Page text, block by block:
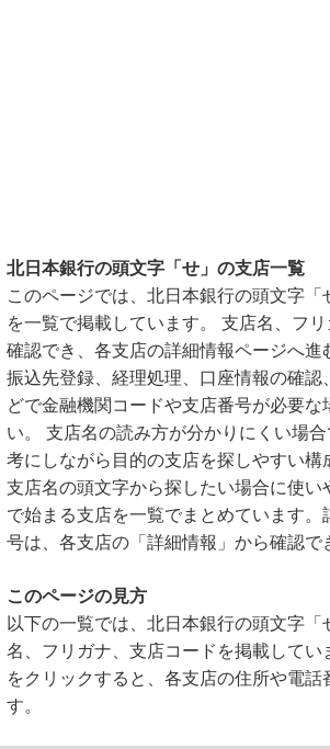
北日本銀行の頭文字「せ」の支店一覧
このページでは、北日本銀行の頭文字「
を一覧で掲載しています。 支店名、フ
確認でき、各支店の詳細情報ページへ進
振込先登録、経理処理、口座情報の確認
どで金融機関コードや支店番号が必要な
い。 支店名の読み方が分かりにくい場
考にしながら目的の支店を探しやすい構
支店名の頭文字から探したい場合に使い
で始まる支店を一覧でまとめています。
号は、各支店の「詳細情報」から確認で
このページの見方
以下の一覧では、北日本銀行の頭文字「
名、フリガナ、支店コードを掲載してい
をクリックすると、各支店の住所や電話
す。